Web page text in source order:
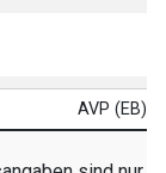
AVP (EB)/